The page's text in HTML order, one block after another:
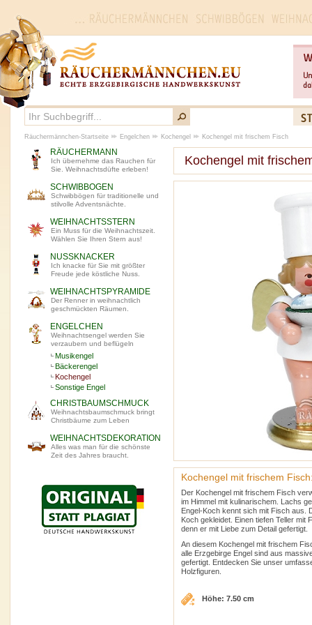
Kochengel mit
Kochengel mit frischem
Der Kochengel mit frischem Fisch
im Himmel mit kulinarischem. Lachs
Engel-Koch kennt sich mit Fisch aus.
Koch gekleidet. Einen tiefen Teller mit
denn er mit Liebe zum Detail gefertigt.
An diesem Kochengel mit frischem
alle Erzgebirge Engel sind aus
gefertigt. Entdecken Sie unser
Holzfiguren.
Höhe: 7.50 cm
RÄUCHERMANN
Ich übernehme das Rauchen für
Sie. Weihnachtsdüfte erleben!
SCHWIBBOGEN
Schwibbögen für traditionelle und
stilvolle Adventsnächte.
WEIHNACHTSSTERN
Ein Muss für die Weihnachtszeit.
Wählen Sie Ihren Stern aus!
NUSSKNACKER
Ich knacke für Sie mit größter
Freude jede köstliche Nuss.
WEIHNACHTSPYRAMIDE
Der Renner in weihnachtlich
geschmückten Räumen.
ENGELCHEN
Weihnachtsengel werden Sie
verzaubern und beflügeln
Musikengel
Bäckerengel
Kochengel
Sonstige Engel
CHRISTBAUMSCHMUCK
Weihnachtsbaumschmuck bringt
Christbäume zum Leben
WEIHNACHTSDEKORATION
Alles was man für die schönste
Zeit des Jahres braucht.
Räuchermännchen-Startseite Engelchen Kochengel Kochengel mit frischem Fisch